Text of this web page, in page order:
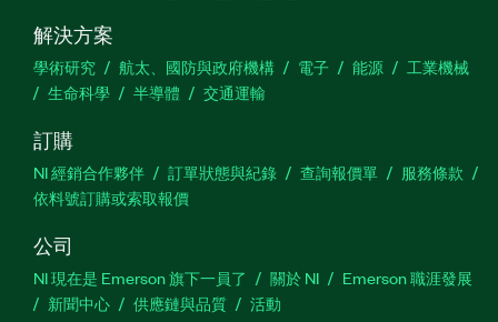
解決方案
學術研究 航太、國防與政府機構 電子 能源
工業機械
生命科學
半導體 交通運輸
訂購
NI 經銷合作夥伴 訂單狀態與紀錄 查詢報價單
服務條款
依料號訂購或索取報價
公司
NI 現在是 Emerson 旗下一員了 關於 NI
Emerson 職涯發展
新聞中心
供應鏈與品質 活動